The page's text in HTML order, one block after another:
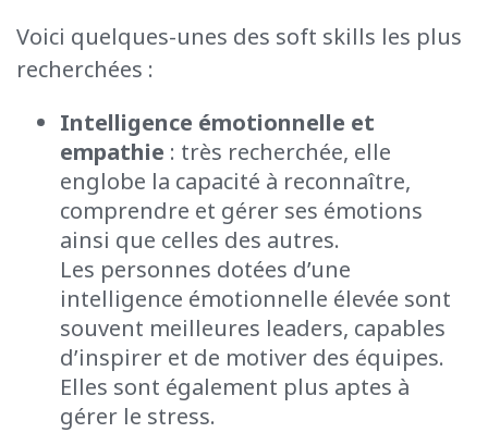
Voici quelques-unes des soft skills les plus
recherchées :
Intelligence émotionnelle et
empathie : très recherchée, elle
englobe la capacité à reconnaître,
comprendre et gérer ses émotions
ainsi que celles des autres.
Les personnes dotées d’une
intelligence émotionnelle élevée sont
souvent meilleures leaders, capables
d’inspirer et de motiver des équipes.
Elles sont également plus aptes à
gérer le stress.